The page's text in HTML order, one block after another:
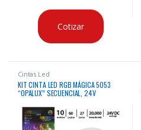
Cotizar
Cintas Led
KIT CINTA LED RGB MÁGICA 5053
“OPALUX” SECUENCIAL, 24V
MASTERX40